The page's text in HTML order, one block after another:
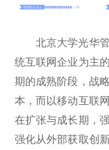
北京大学光华
统互联网企业为主
期的成熟阶段，战
本，而以移动互联
在扩张与成长期，
强化从外部获取创